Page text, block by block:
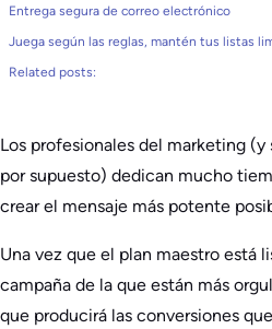
Entrega segura de correo electrónico
Juega según las reglas, mantén tus listas
Related posts:
Los profesionales del marketing (y
por supuesto) dedican mucho
crear el mensaje más potente
Una vez que el plan maestro está
campaña de la que están más
que producirá las conversiones